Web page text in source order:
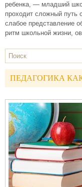
ребенка, — младший
проходит сложный путь
слабое представление
ритм школьной жизни,
ПЕДАГОГИКА